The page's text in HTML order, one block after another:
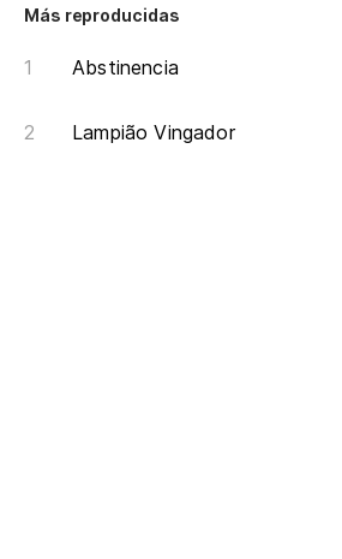
Más reproducidas
Abstinencia
Lampião Vingador